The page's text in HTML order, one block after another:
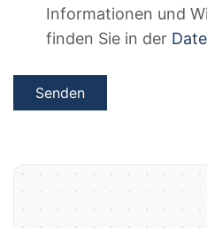
Informationen und
finden Sie in der
Senden